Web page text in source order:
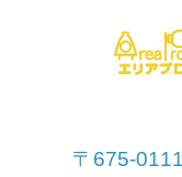
〒675-